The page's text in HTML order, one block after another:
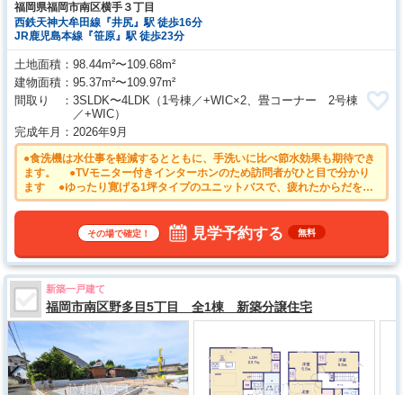
福岡県福岡市南区横手３丁目
西鉄天神大牟田線『井尻』駅 徒歩16分
JR鹿児島本線『笹原』駅 徒歩23分
土地面積
98.44m²〜109.68m²
建物面積
95.37m²〜109.97m²
間取り
3SLDK〜4LDK （1号棟／+WIC×2、畳コーナー 2号棟
／+WIC）
完成年月
2026年9月
●食洗機は水仕事を軽減するとともに、手洗いに比べ節水効果も期待でき
ます。 ●TVモニター付きインターホンのため訪問者がひと目で分かり
ます ●ゆったり寛げる1坪タイプのユニットバスで、疲れたからだを癒
してあげて下さい。 ●遮熱性の高いLow‐E複層ガラスを採用、夏冬の冷暖
の微小粒子物質の侵入を防ぎ、快適な室内を保ちます。
その場で確定！ 見学予約する 無料
新築一戸建て
福岡市南区野多目5丁目 全1棟 新築分譲住宅